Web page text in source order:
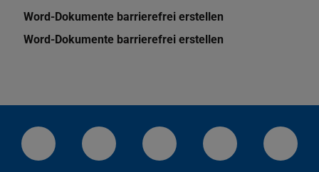
Word-Dokumente barrierefrei erstellen
Word-Dokumente barrierefrei erstellen
LinkedIn-Seite der TU Darmstadt
Instagram-Kanal der TU
Bluesky-Kanal der TU
Facebook-